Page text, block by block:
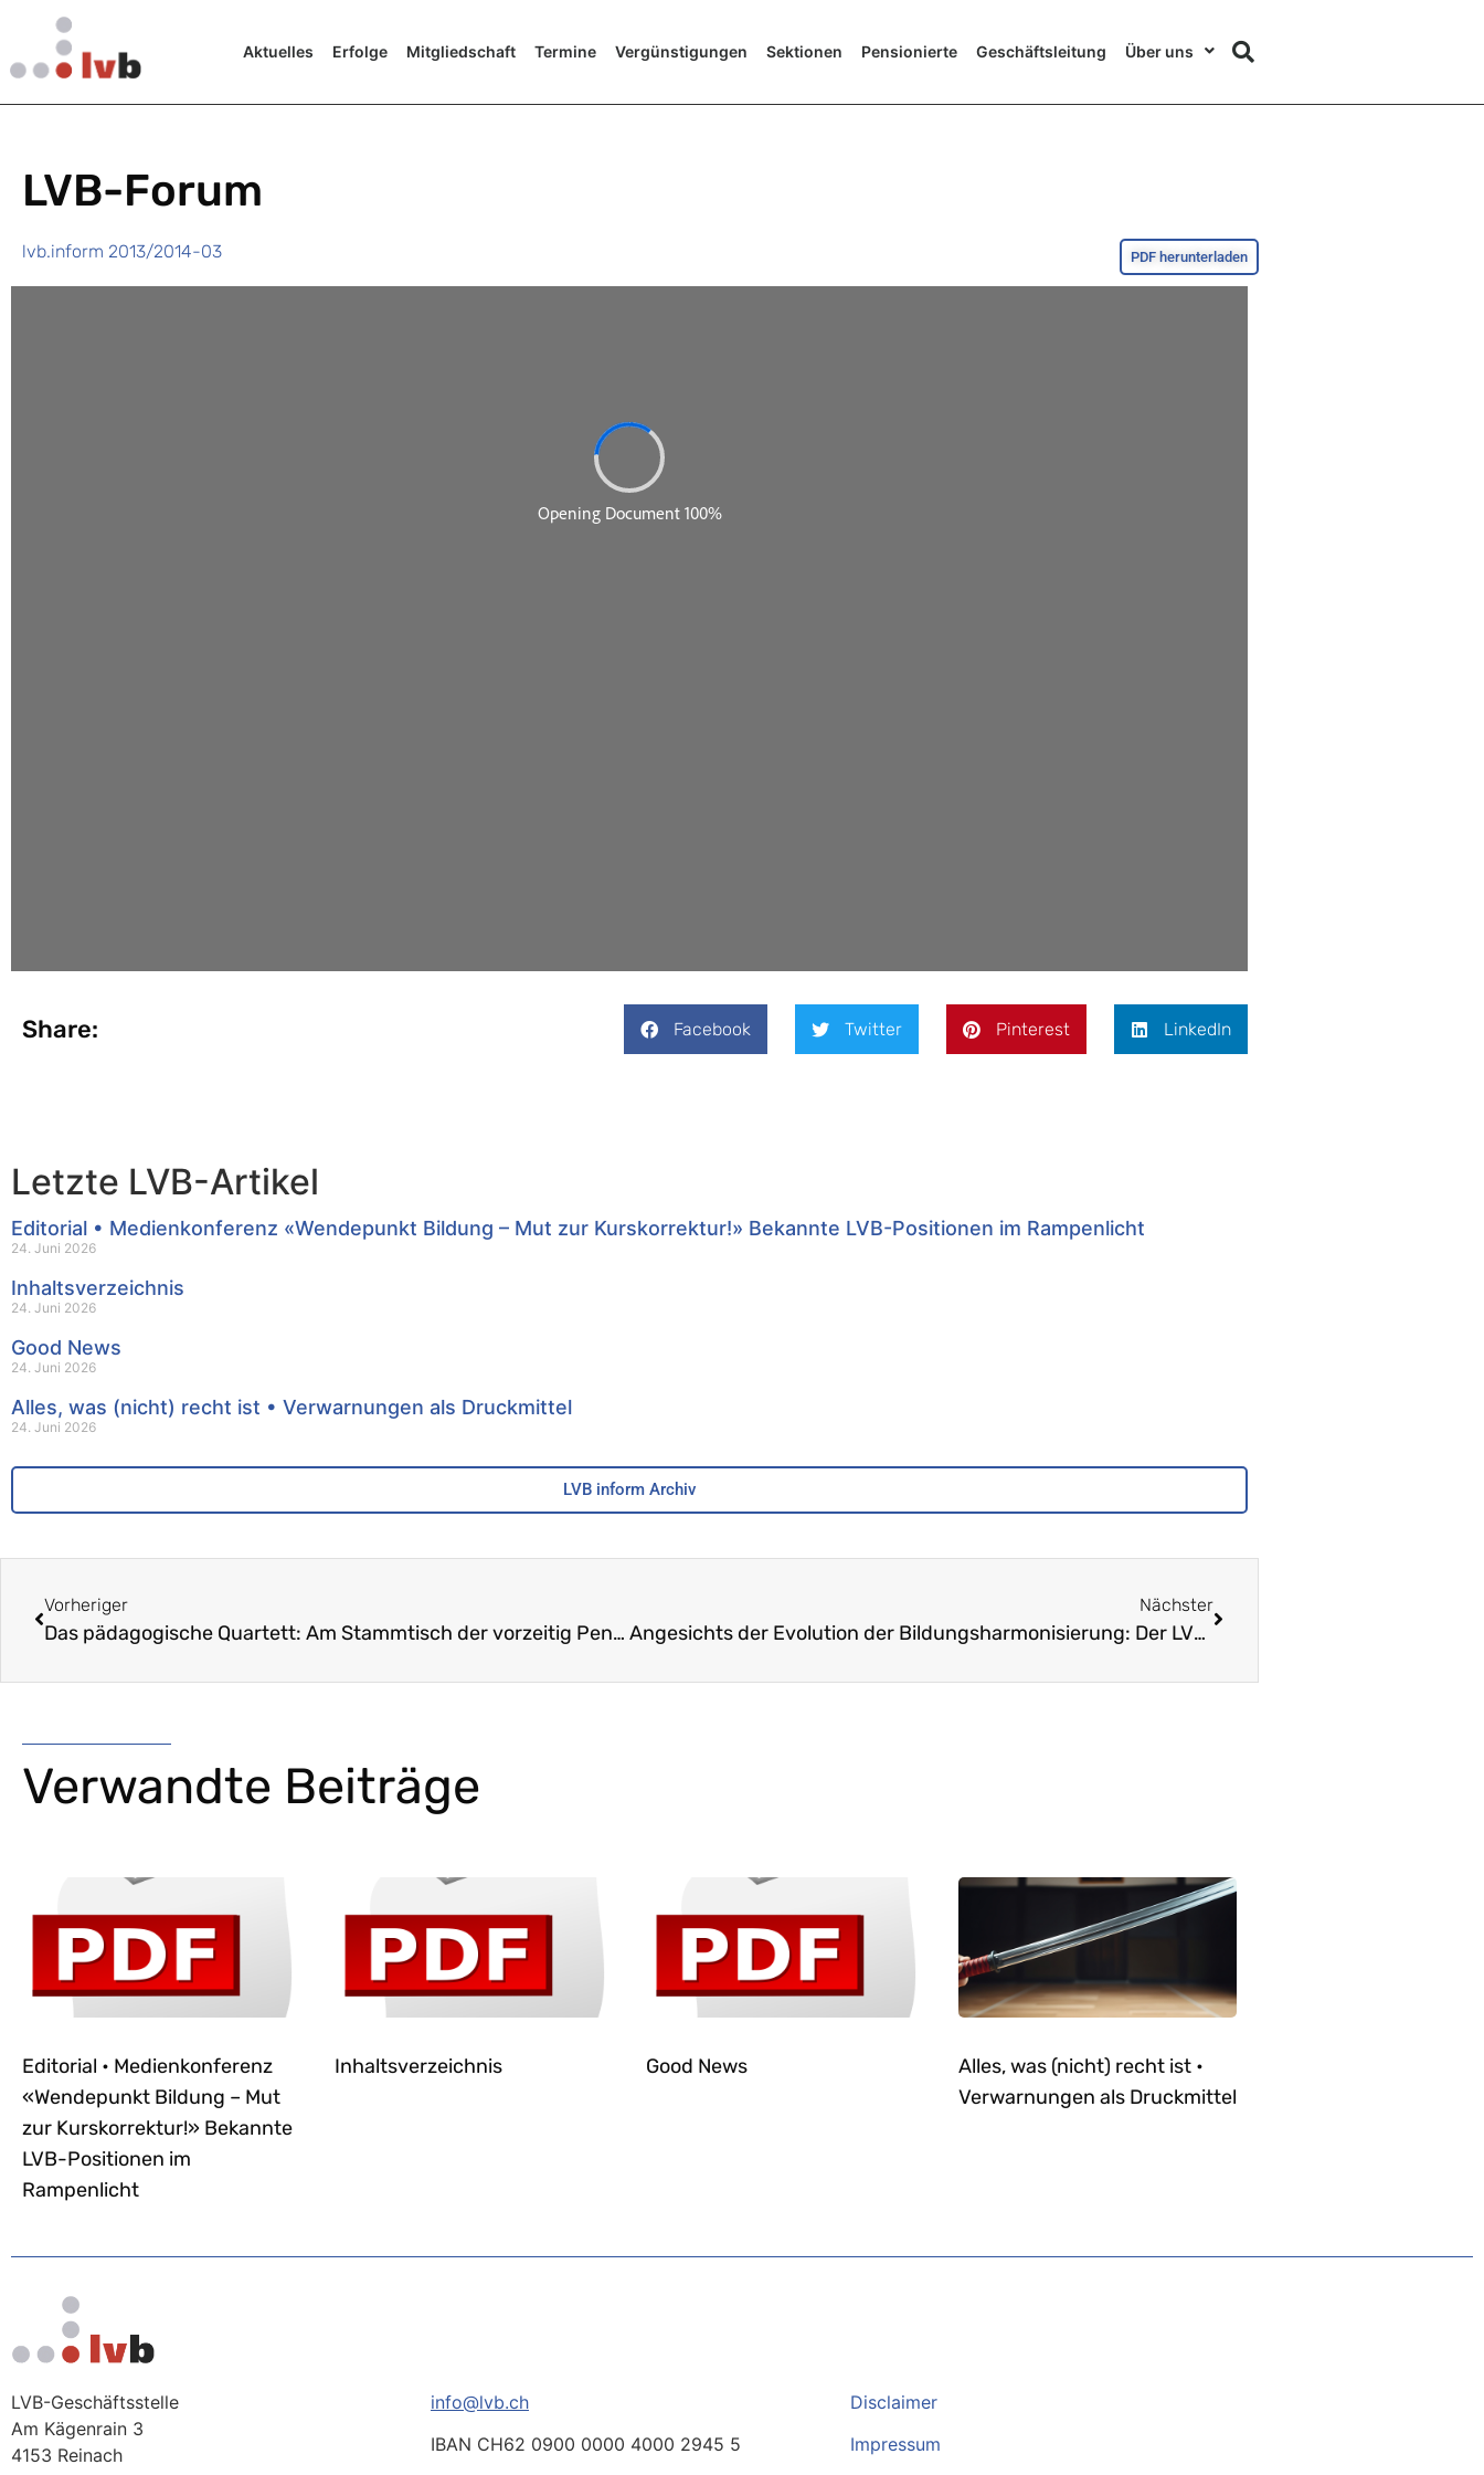
Aktuelles Erfolge Mitgliedschaft Termine Vergünstigungen Sektionen Pensionierte Geschäftsleitung Über uns
LVB-Forum
lvb.inform 2013/2014-03 PDF herunterladen
Share: Facebook Twitter Pinterest LinkedIn
Letzte LVB-Artikel
Editorial • Medienkonferenz «Wendepunkt Bildung – Mut zur Kurskorrektur!» Bekannte LVB-Positionen im Rampenlicht
24. Juni 2026
Inhaltsverzeichnis
24. Juni 2026
Good News
24. Juni 2026
Alles, was (nicht) recht ist • Verwarnungen als Druckmittel
24. Juni 2026
LVB inform Archiv
Vorheriger
Das pädagogische Quartett: Am Stammtisch der vorzeitig Pensionierten
Nächster
Angesichts der Evolution der Bildungsharmonisierung: Der LVB fordert mehrjährige Verschiebung des LP21
Verwandte Beiträge
Editorial • Medienkonferenz
«Wendepunkt Bildung – Mut
zur Kurskorrektur!» Bekannte
LVB-Positionen im
Rampenlicht
Inhaltsverzeichnis Good News
Alles, was (nicht) recht ist •
Verwarnungen als Druckmittel
LVB-Geschäftsstelle
Am Kägenrain 3
4153 Reinach
info@lvb.ch
IBAN CH62 0900 0000 4000 2945 5
Disclaimer
Impressum